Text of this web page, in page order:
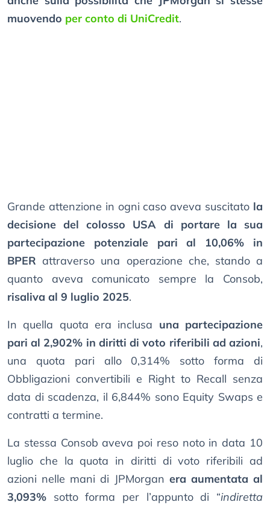
muovendo per conto di UniCredit.
Grande attenzione in ogni caso aveva suscitato la
decisione del colosso USA di portare la sua
partecipazione potenziale pari al 10,06% in
BPER attraverso una operazione che, stando a
quanto aveva comunicato sempre la Consob,
risaliva al 9 luglio 2025.
In quella quota era inclusa una partecipazione
pari al 2,902% in diritti di voto riferibili ad azioni,
una quota pari allo 0,314% sotto forma di
Obbligazioni convertibili e Right to Recall senza
data di scadenza, il 6,844% sono Equity Swaps e
contratti a termine.
La stessa Consob aveva poi reso noto in data 10
luglio che la quota in diritti di voto riferibili ad
azioni nelle mani di JPMorgan era aumentata al
3,093% sotto forma per l’appunto di “indiretta